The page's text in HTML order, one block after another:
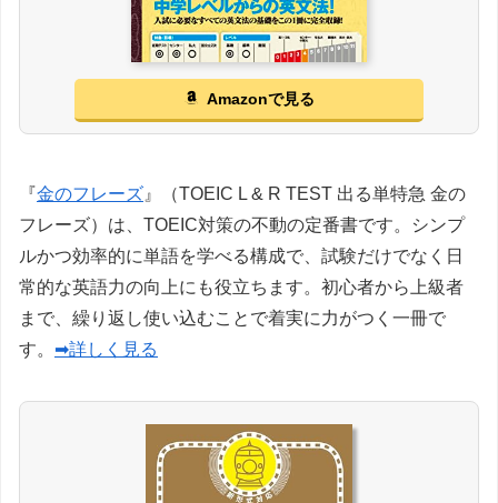
Amazonで見る
『金のフレーズ 』（TOEIC L & R TEST 出る単特急 金の
フレーズ）は、TOEIC対策の不動の定番書です。シンプ
ルかつ効率的に単語を学べる構成で、試験だけでなく日
常的な英語力の向上にも役立ちます。初心者から上級者
まで、繰り返し使い込むことで着実に力がつく一冊で
す。 ➡詳しく見る